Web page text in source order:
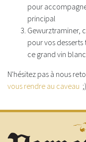
pour
principal
Gewurztraminer,
pour vos desserts
ce grand vin
N'hésitez pas à nous
vous rendre au caveau ;)